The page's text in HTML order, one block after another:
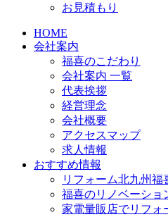
お見積もり
HOME
会社案内
福喜のこだわり
会社案内 一覧
代表挨拶
経営理念
会社概要
アクセスマップ
求人情報
おすすめ情報
リフォーム北九州福
福喜のリノベーショ
家電量販店でリフォ